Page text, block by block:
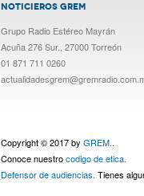
NOTICIEROS GREM
Grupo Radio Estéreo Mayrán
Acuña 276 Sur., 27000 Torreón
01 871 711 0260
Copyright © 2017 by GREM..
Conoce nuestrocodigo de etica.
Defensor de audiencias. Tienes